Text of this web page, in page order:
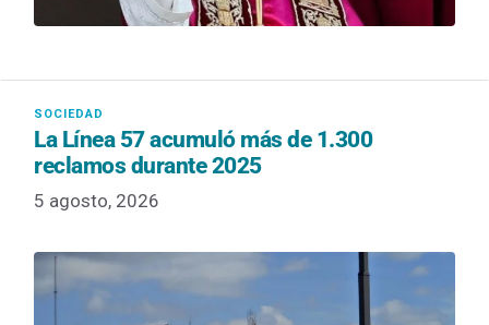
La Línea 57 acumuló más de 1.300
reclamos durante 2025
5 agosto, 2026